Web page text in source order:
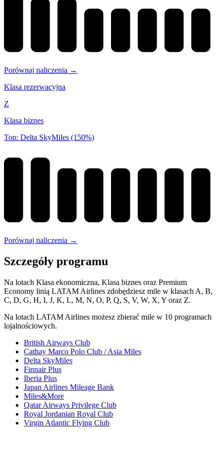
Porównaj naliczenia →
Klasa rezerwacyjna
Z
Klasa biznes
Top: Delta SkyMiles (150%)
Porównaj naliczenia →
Szczegóły programu
Na lotach Klasa ekonomiczna, Klasa biznes oraz Premium
Economy linią LATAM Airlines zdobędziesz mile w klasach A, B,
C, D, G, H, I, J, K, L, M, N, O, P, Q, S, V, W, X, Y oraz Z.
Na lotach LATAM Airlines możesz zbierać mile w 10 programach
lojalnościowych.
British Airways Club
Cathay Marco Polo Club / Asia Miles
Delta SkyMiles
Finnair Plus
Iberia Plus
Japan Airlines Mileage Bank
Miles&More
Qatar Airways Privilege Club
Royal Jordanian Royal Club
Virgin Atlantic Flying Club